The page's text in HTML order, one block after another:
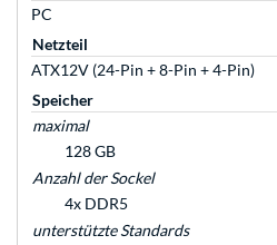
PC
Netzteil
ATX12V (24-Pin + 8-Pin + 4-Pin)
Speicher
maximal
128 GB
Anzahl der Sockel
4x DDR5
unterstützte Standards